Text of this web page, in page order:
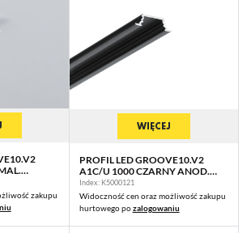
zakupu
WIĘCEJ
PROFIL LED GROOVE10.V2
A1C/U 1000 CZARNY ANOD.
/OP
Index: K5000121
Widoczność cen oraz możliwość zakupu
hurtowego pozalogowaniu